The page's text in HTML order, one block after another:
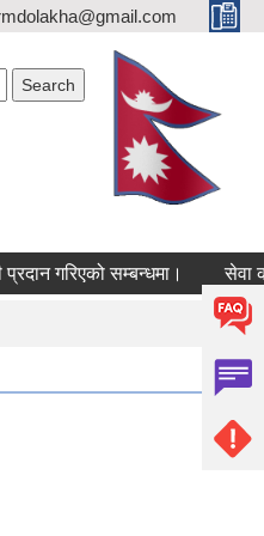
गरिएको सम्बन्धमा। सेवा